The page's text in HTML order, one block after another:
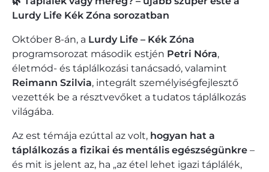
Lurdy Life Kék Zóna sorozatban
Október 8-án, a Lurdy Life – Kék Zóna
programsorozat második estjén Petri Nóra,
életmód- és táplálkozási tanácsadó, valamint
Reimann Szilvia, integrált személyiségfejlesztő
vezették be a résztvevőket a tudatos táplálkozás
világába.
Az est témája ezúttal az volt, hogyan hat a
táplálkozás a fizikai és mentális egészségünkre –
és mit is jelent az, ha „az étel lehet igazi táplálék,